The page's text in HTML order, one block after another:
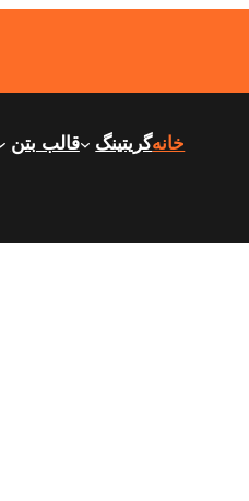
خانهگریتینگ قالب بتن